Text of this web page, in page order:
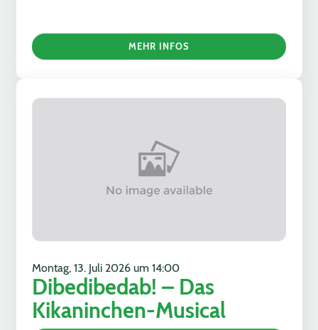
MEHR INFOS
Montag, 13. Juli 2026 um 14:00
Dibedibedab! – Das
Kikaninchen-Musical